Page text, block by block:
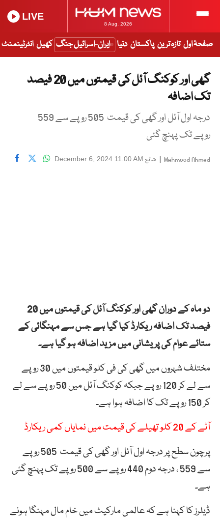
8 Aug, 2026
LIVE
صفحۂ اول تازہ ترین پاکستان دنیا ایران-اسرائیل جنگ کھیل انٹرٹینمنٹ
گھی اور کوکنگ آئل کی قیمتوں میں 20 فیصد
تک اضافہ
درجہ اول آئل اور گھی کی قیمت 505 روپے سے 559
روپے تک پہنچ گئی
Mehmood Ahmed
| شائع December 6, 2024 11:00 AM
دو ماہ کے دوران گھی اور کوکنگ آئل کی قیمتوں میں 20
فیصد تک اضافہ ریکارڈ کیا گیا ہے جس سے مہنگائی کے
ستائے عوام کی پریشانی میں مزید اضافہ ہو گیا ہے۔
مختلف شہروں میں گھی کی فی کلو قیمتوں میں 30 روپے
سے لے کر 120 روپے جبکہ کوکنگ آئل میں 50 روپے سے لے
کر 150 روپے تک کا اضافہ ہوا ہے۔
آٹے کے 20 کلو تھیلے کی قیمت میں نمایاں کمی ریکارڈ
پرچون سطح پر درجہ اول آئل اور گھی کی قیمت 505 روپے
سے 559 ، درجہ دوم 440 روپے سے 500 روپے تک پہنچ گئی
ہے۔
ڈیلرز کا کہنا ہے کہ عالمی مارکیٹ میں خام مال مہنگا ہونے